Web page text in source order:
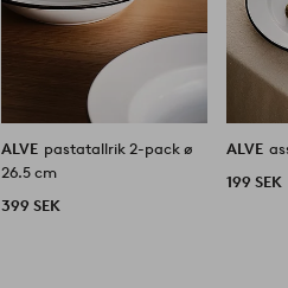
ALVE pastatallrik 2-pack ø
26.5 cm
399 SEK
ALVE
199 SEK